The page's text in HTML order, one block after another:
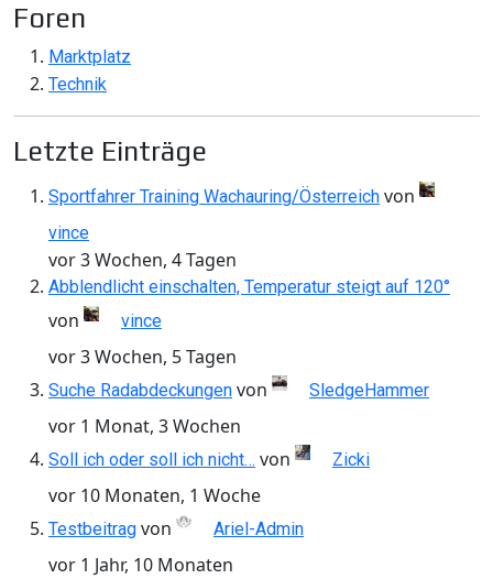
Foren
Marktplatz
Technik
Letzte Einträge
Sportfahrer Training Wachauring/Österreich von
vince
vor 3 Wochen, 4 Tagen
Abblendlicht einschalten, Temperatur steigt auf 120°
von vince
vor 3 Wochen, 5 Tagen
Suche Radabdeckungen von SledgeHammer
vor 1 Monat, 3 Wochen
Soll ich oder soll ich nicht… von Zicki
vor 10 Monaten, 1 Woche
Testbeitrag von Ariel-Admin
vor 1 Jahr, 10 Monaten